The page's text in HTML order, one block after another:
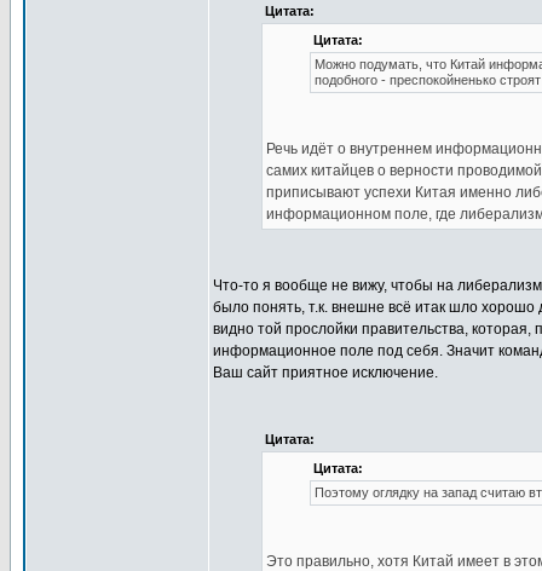
Цитата:
Цитата:
Можно подумать, что Китай
подобного - преспокойненько
Речь идёт о внутреннем
самих китайцев о верности
приписывают успехи Китая именно
информационном поле, где
Что-то я вообще не вижу, чтобы на
было понять, т.к. внешне всё итак шло
видно той прослойки правительства,
информационное поле под себя. Значит
Ваш сайт приятное исключение.
Цитата:
Цитата:
Поэтому оглядку на запад считаю
Это правильно, хотя Китай имеет в